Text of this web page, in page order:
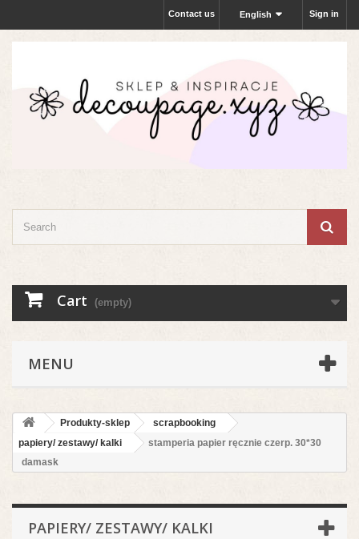
Sign in
English
Contact us
Cart (empty)
MENU
Produkty-sklep
scrapbooking
papiery/ zestawy/ kalki
stamperia papier ręcznie czerp. 30*30
damask
PAPIERY/ ZESTAWY/ KALKI